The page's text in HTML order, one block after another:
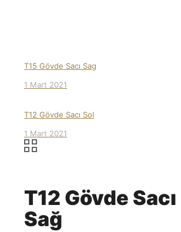
T15 Gövde Sacı Sag
1 Mart 2021
T12 Gövde Sacı Sol
1 Mart 2021
T12 Gövde Sacı
Sağ